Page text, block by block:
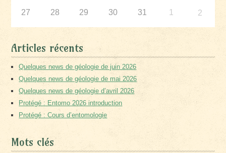
27 28 29 30 31 1 2
Articles récents
Quelques news de géologie de juin 2026
Quelques news de géologie de mai 2026
Quelques news de géologie d’avril 2026
Protégé : Entomo 2026 introduction
Protégé : Cours d’entomologie
Mots clés